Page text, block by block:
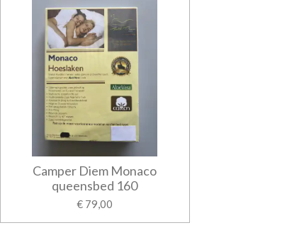
Camper Diem Monaco
queensbed 160
€ 79,00